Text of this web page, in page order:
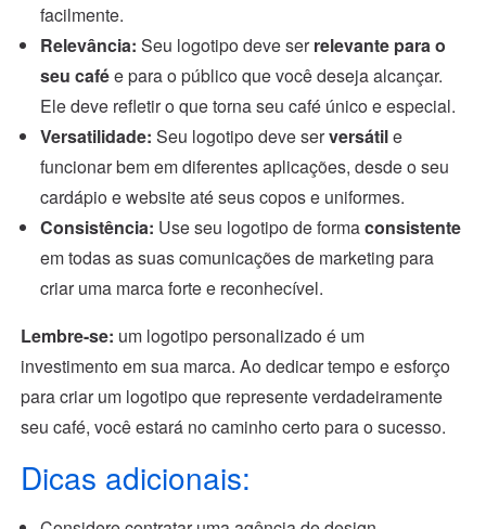
facilmente.
Relevância: Seu logotipo deve serrelevante para o
seu cafée para o público que você deseja alcançar.
Ele deve refletir o que torna seu café único e especial.
Versatilidade: Seu logotipo deve serversátile
funcionar bem em diferentes aplicações, desde o seu
cardápio e website até seus copos e uniformes.
Consistência: Use seu logotipo de formaconsistente
em todas as suas comunicações de marketing para
criar uma marca forte e reconhecível.
Lembre-se: um logotipo personalizado é um
investimento em sua marca. Ao dedicar tempo e esforço
para criar um logotipo que represente verdadeiramente
seu café, você estará no caminho certo para o sucesso.
Dicas adicionais: